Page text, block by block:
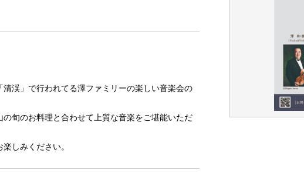
渓」で行われてる澤ファミリーの楽しい音楽会の
旬のお料理と合わせて上質な音楽をご堪能いただ
しみください。